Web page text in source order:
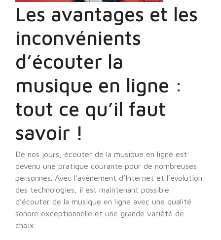
Les avantages et les
inconvénients
d’écouter la
musique en ligne :
tout ce qu’il faut
savoir !
De nos jours, écouter de la musique en ligne est
devenu une pratique courante pour de nombreuses
personnes. Avec l’avènement d’Internet et l’évolution
des technologies, il est maintenant possible
d’écouter de la musique en ligne avec une qualité
sonore exceptionnelle et une grande variété de
choix.